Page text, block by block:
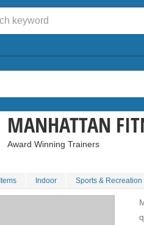
MANHATTAN
Award Winning Trainers
Items Indoor Sports & Recreation